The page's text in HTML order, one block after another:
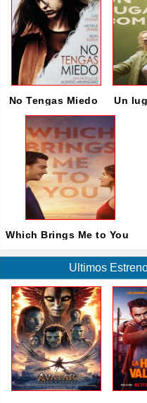
No Tengas Miedo Un
Which Brings Me to You
Ultimos